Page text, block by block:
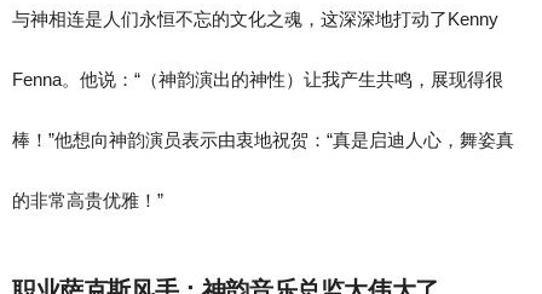
与神相连是人们永恒不忘的文化之魂，这深深地打动了Kenny
Fenna。他说：“（神韵演出的神性）让我产生共鸣，展现得很
棒！”他想向神韵演员表示由衷地祝贺：“真是启迪人心，舞姿真
的非常高贵优雅！”